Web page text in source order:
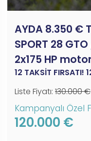
AYDA 8.350 €
SPORT 28
2x175 HP
12 TAKSİT
Liste Fiyatı: 130.000 €
Kampanyalı Özel
120.000 €